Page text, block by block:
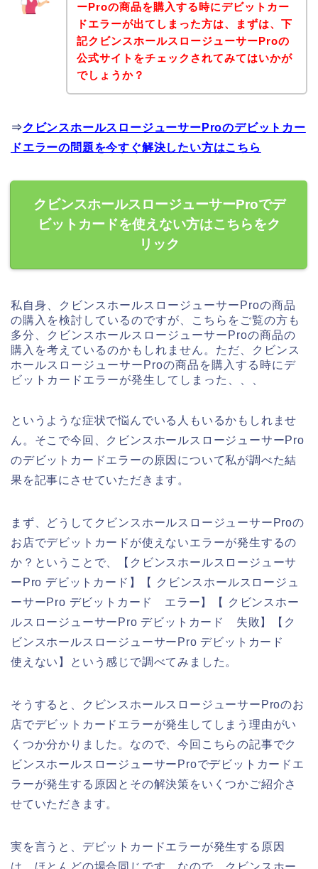
ーProの商品を購入する時にデビットカー
ドエラーが出てしまった方は、まずは、下
記クビンスホールスロージューサーProの
公式サイトをチェックされてみてはいかが
でしょうか？
⇒クビンスホールスロージューサーProのデビットカー
ドエラーの問題を今すぐ解決したい方はこちら
クビンスホールスロージューサーProでデ
ビットカードを使えない方はこちらをク
リック
私自身、クビンスホールスロージューサーProの商品
の購入を検討しているのですが、こちらをご覧の方も
多分、クビンスホールスロージューサーProの商品の
購入を考えているのかもしれません。ただ、クビンス
ホールスロージューサーProの商品を購入する時にデ
ビットカードエラーが発生してしまった、、、
というような症状で悩んでいる人もいるかもしれませ
ん。そこで今回、クビンスホールスロージューサーPro
のデビットカードエラーの原因について私が調べた結
果を記事にさせていただきます。
まず、どうしてクビンスホールスロージューサーProの
お店でデビットカードが使えないエラーが発生するの
か？ということで、【クビンスホールスロージューサ
ーPro デビットカード】【 クビンスホールスロージュ
ーサーPro デビットカード エラー】【 クビンスホー
ルスロージューサーPro デビットカード 失敗】【ク
ビンスホールスロージューサーPro デビットカード
使えない】という感じで調べてみました。
そうすると、クビンスホールスロージューサーProのお
店でデビットカードエラーが発生してしまう理由がい
くつか分かりました。なので、今回こちらの記事でク
ビンスホールスロージューサーProでデビットカードエ
ラーが発生する原因とその解決策をいくつかご紹介さ
せていただきます。
実を言うと、デビットカードエラーが発生する原因